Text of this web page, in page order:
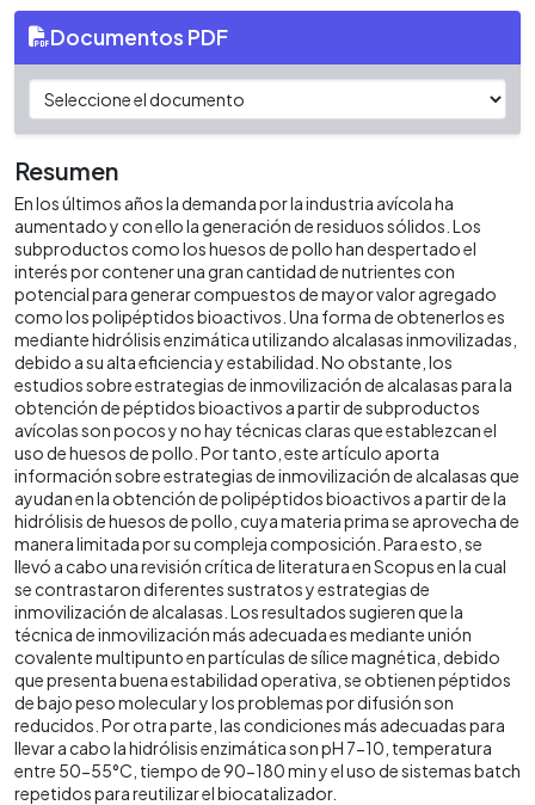
Documentos PDF
Resumen
En los últimos años la demanda por la industria avícola ha
aumentado y con ello la generación de residuos sólidos. Los
subproductos como los huesos de pollo han despertado el
interés por contener una gran cantidad de nutrientes con
potencial para generar compuestos de mayor valor agregado
como los polipéptidos bioactivos. Una forma de obtenerlos es
mediante hidrólisis enzimática utilizando alcalasas inmovilizadas,
debido a su alta eficiencia y estabilidad. No obstante, los
estudios sobre estrategias de inmovilización de alcalasas para la
obtención de péptidos bioactivos a partir de subproductos
avícolas son pocos y no hay técnicas claras que establezcan el
uso de huesos de pollo. Por tanto, este artículo aporta
información sobre estrategias de inmovilización de alcalasas que
ayudan en la obtención de polipéptidos bioactivos a partir de la
hidrólisis de huesos de pollo, cuya materia prima se aprovecha de
manera limitada por su compleja composición. Para esto, se
llevó a cabo una revisión crítica de literatura en Scopus en la cual
se contrastaron diferentes sustratos y estrategias de
inmovilización de alcalasas. Los resultados sugieren que la
técnica de inmovilización más adecuada es mediante unión
covalente multipunto en partículas de sílice magnética, debido
que presenta buena estabilidad operativa, se obtienen péptidos
de bajo peso molecular y los problemas por difusión son
reducidos. Por otra parte, las condiciones más adecuadas para
llevar a cabo la hidrólisis enzimática son pH 7-10, temperatura
entre 50-55°C, tiempo de 90-180 min y el uso de sistemas batch
repetidos para reutilizar el biocatalizador.